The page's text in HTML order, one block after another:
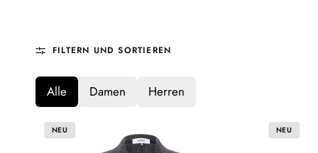
FILTERN UND SORTIEREN
Alle Damen Herren
NEU NEU